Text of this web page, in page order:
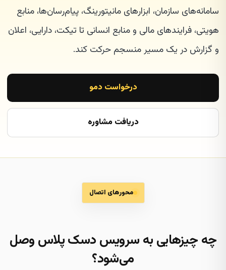
سامانه‌های سازمان، ابزارهای مانیتورینگ، پیام‌رسان‌ها، منابع
هویتی، فرایندهای مالی و منابع انسانی تا تیکت، دارایی، اعلان
و گزارش در یک مسیر منسجم حرکت کند.
درخواست دمو
دریافت مشاوره
محورهای اتصال
چه چیزهایی به سرویس دسک پلاس وصل
می‌شود؟